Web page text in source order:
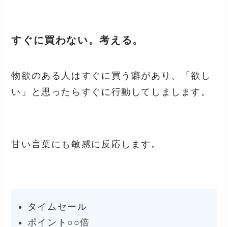
すぐに買わない。考える。
物欲のある人はすぐに買う癖があり、「欲し
い」と思ったらすぐに行動してしまします。
甘い言葉にも敏感に反応します。
タイムセール
ポイント○○倍